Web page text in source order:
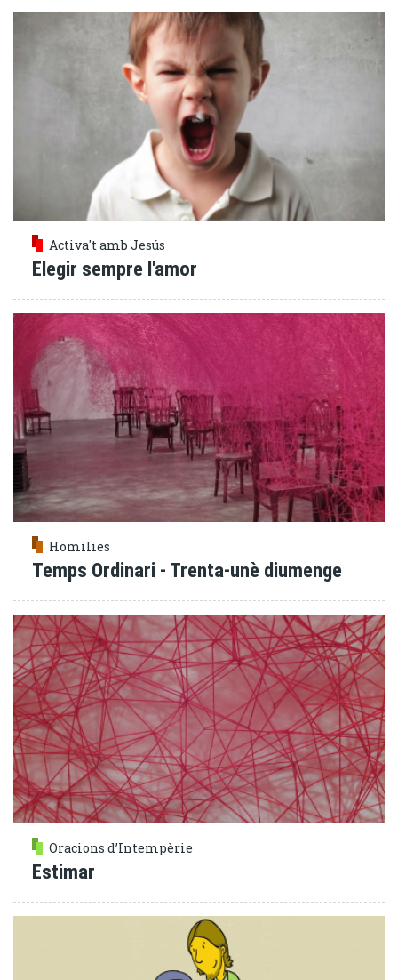
Activa't amb Jesús
Elegir sempre l'amor
Homilies
Temps Ordinari - Trenta-unè diumenge
Oracions d’Intempèrie
Estimar